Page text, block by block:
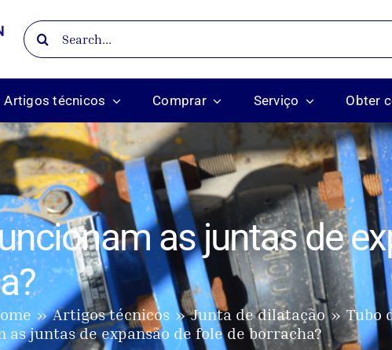
Search
for:
Artigos técnicos Comprar Serviço Obter
as juntas de
Artigos técnicos Junta de dilatação
Tubo
as juntas de expansão de fole de borracha?